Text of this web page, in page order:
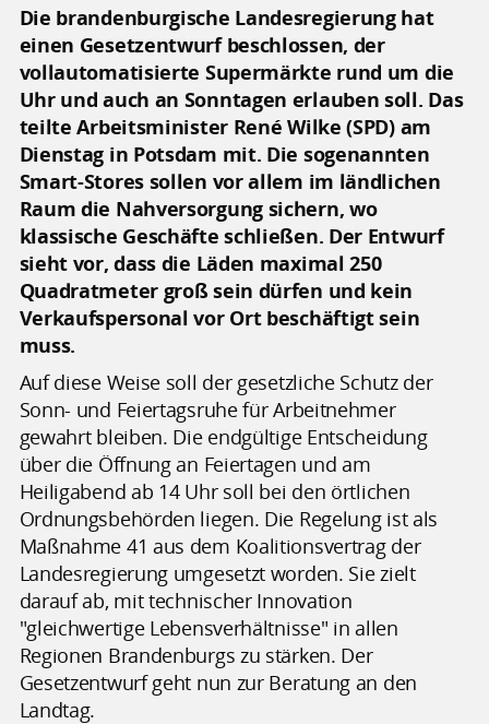
Die brandenburgische Landesregierung hat
einen Gesetzentwurf beschlossen, der
vollautomatisierte Supermärkte rund um die
Uhr und auch an Sonntagen erlauben soll. Das
teilte Arbeitsminister René Wilke (SPD) am
Dienstag in Potsdam mit. Die sogenannten
Smart-Stores sollen vor allem im ländlichen
Raum die Nahversorgung sichern, wo
klassische Geschäfte schließen. Der Entwurf
sieht vor, dass die Läden maximal 250
Quadratmeter groß sein dürfen und kein
Verkaufspersonal vor Ort beschäftigt sein
muss.
Auf diese Weise soll der gesetzliche Schutz der
Sonn- und Feiertagsruhe für Arbeitnehmer
gewahrt bleiben. Die endgültige Entscheidung
über die Öffnung an Feiertagen und am
Heiligabend ab 14 Uhr soll bei den örtlichen
Ordnungsbehörden liegen. Die Regelung ist als
Maßnahme 41 aus dem Koalitionsvertrag der
Landesregierung umgesetzt worden. Sie zielt
darauf ab, mit technischer Innovation
"gleichwertige Lebensverhältnisse" in allen
Regionen Brandenburgs zu stärken. Der
Gesetzentwurf geht nun zur Beratung an den
Landtag.